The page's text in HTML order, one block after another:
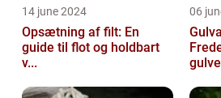
14 june 2024
Opsætning af filt: En
guide til flot og holdbart
v...
06